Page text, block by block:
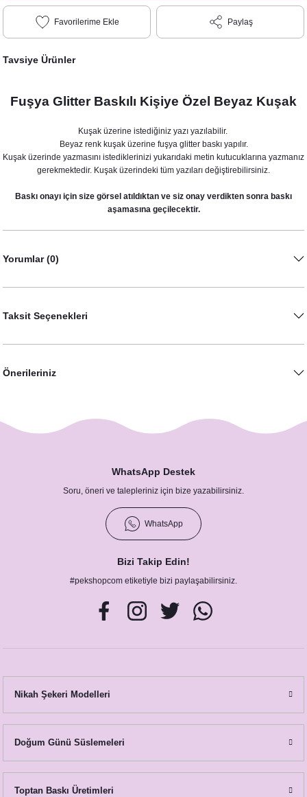
Paylaş
Tavsiye Ürünler
590,00 TL
İsimli Gelin Tacı - Bride Taç
39,00 TL
Fuşya Glitter Baskılı Kişiye Özel Beyaz Kuşak
Kuşak üzerine istediğiniz yazı yazılabilir.
Beyaz renk kuşak üzerine fuşya glitter baskı yapılır.
Kuşak üzerinde yazmasını istediklerinizi yukarıdaki metin kutucuklarına yazmanız
gerekmektedir. Kuşak üzerindeki tüm yazıları değiştirebilirsiniz.
Baskı onayı için size görsel atıldıktan ve siz onay verdikten sonra baskı
aşamasına geçilecektir.
Yorumlar (0)
Taksit Seçenekleri
Önerileriniz
WhatsApp Destek
Soru, öneri ve talepleriniz için bize yazabilirsiniz.
WhatsApp
Bizi Takip Edin!
#pekshopcom etiketiyle bizi paylaşabilirsiniz.
Nikah Şekeri Modelleri
Doğum Günü Süslemeleri
Toptan Baskı Üretimleri